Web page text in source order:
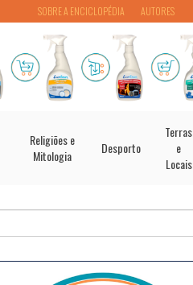
SOBRE A ENCICLOPÉDIA AUTORES
Religiões e
Mitologia
Desporto
Terras
e
Locais